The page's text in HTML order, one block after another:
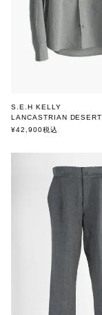
S.E.H KELLY
LANCASTRIAN DESERT
エスイーエイチケリー
¥42,900税込